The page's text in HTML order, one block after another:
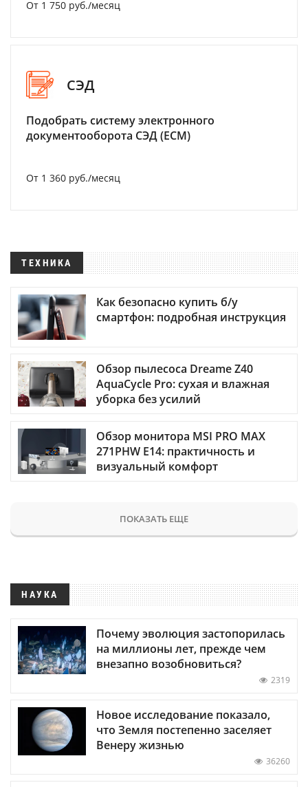
От 1 750 руб./месяц
СЭД
Подобрать систему электронного
документооборота СЭД (ECM)
От 1 360 руб./месяц
ТЕХНИКА
Как безопасно купить б/у
смартфон: подробная инструкция
Обзор пылесоса Dreame Z40
AquaCycle Pro: сухая и влажная
уборка без усилий
Обзор монитора MSI PRO MAX
271PHW E14: практичность и
визуальный комфорт
ПОКАЗАТЬ ЕЩЕ
НАУКА
Почему эволюция застопорилась
на миллионы лет, прежде чем
внезапно возобновиться?
2319
Новое исследование показало,
что Земля постепенно заселяет
Венеру жизнью
36260